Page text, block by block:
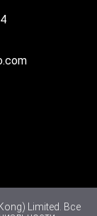
Limited. Все